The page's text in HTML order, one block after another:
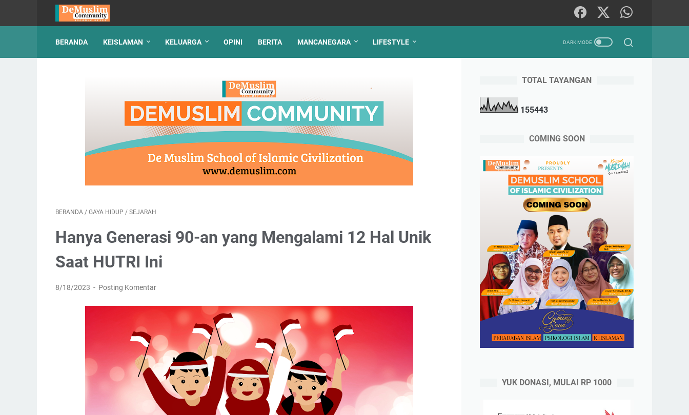
BERANDA KEISLAMAN KELUARGA OPINI BERITA MANCANEGARA LIFESTYLE
BERANDA / GAYA HIDUP / SEJARAH
Hanya Generasi 90-an yang Mengalami 12 Hal Unik
Saat HUTRI Ini
8/18/2023 Posting Komentar
TOTAL TAYANGAN
155443
COMING SOON
YUK DONASI, MULAI RP 1000